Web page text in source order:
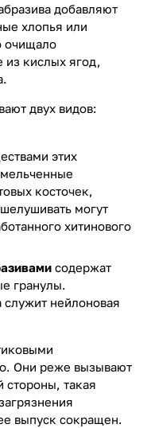
добавляют
хлопья или
очищало
из кислых ягод,
двух видов:
этих
косточек,
могут
хитинового
содержат
гранулы.
служит нейлоновая
Они реже вызывают
стороны, такая
выпуск сокращен.